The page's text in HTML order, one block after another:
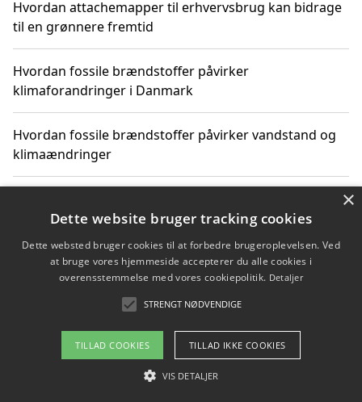
Hvordan attachemapper til erhvervsbrug kan bidrage
til en grønnere fremtid
Hvordan fossile brændstoffer påvirker
klimaforandringer i Danmark
Hvordan fossile brændstoffer påvirker vandstand og
klimaændringer
vores perspektiv
Copyright 2026 - Pilanto Aps
Om / kontakt
×
Dette website bruger tracking cookies
Dette websted bruger cookies til at forbedre brugeroplevelsen. Ved
at bruge vores hjemmeside accepterer du alle cookies i
overensstemmelse med vores cookiepolitik. Detaljer
STRENGT NØDVENDIGE
TILLAD COOKIES TILLAD IKKE COOKIES
VIS DETALJER